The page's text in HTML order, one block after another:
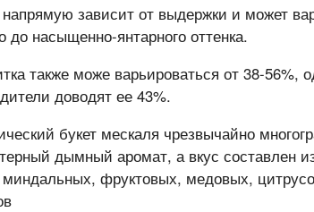
зависит от выдержки и может
до насыщенно-янтарного оттенка.
также може варьироваться от 38-56%,
доводят ее 43%.
букет мескаля чрезвычайно
дымный аромат, а вкус составлен
фруктовых, медовых,